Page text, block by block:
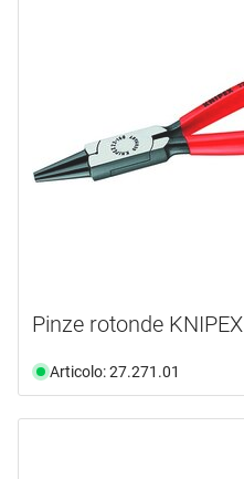
Pinze rotonde KNIPEX
Articolo: 27.271.01